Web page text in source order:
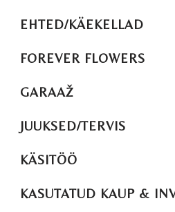
EHTED/KÄEKELLAD
FOREVER FLOWERS
GARAAŽ
JUUKSED/TERVIS
KÄSITÖÖ
KASUTATUD KAUP &